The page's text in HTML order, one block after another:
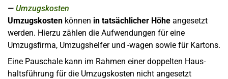
Umzugskosten
Umzugskosten können in tatsächlicher Höhe angesetzt
werden. Hierzu zählen die Aufwendungen für eine
Umzugsfirma, Umzugshelfer und -wagen sowie für Kartons.
Eine Pauschale kann im Rahmen einer doppelten Haus­
halts­füh­rung für die Umzugskosten nicht angesetzt